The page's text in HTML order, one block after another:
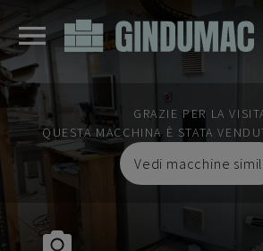
GRAZIE PER LA
QUESTA MACCHINA È STATA
Vedi macchine